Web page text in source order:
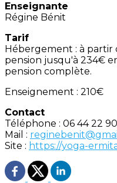
Enseignante
Régine Bénit
Tarif
Hébergement : à partir
pension jusqu'à 234€
pension complète.
Enseignement : 210€
Contact
Téléphone : 06 44 22
Mail :
Site : https://yoga-